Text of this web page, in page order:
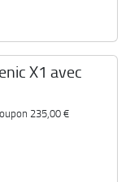
X1 avec
235,00 €